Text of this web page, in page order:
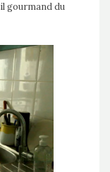
gourmand du